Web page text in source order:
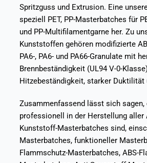
Spritzguss und Extrusion. Eine
speziell PET, PP-Masterbatches für
und PP-Multifilamentgarne her. Zu
Kunststoffen gehören modifizierte
PA6-, PA6- und PA66-Granulate mit
Brennbeständigkeit (UL94 V-0-
Hitzebeständigkeit, starker Duktilität
Zusammenfassend lässt sich sagen,
professionell in der Herstellung aller
Kunststoff-Masterbatches sind,
Masterbatches, funktioneller
Flammschutz-Masterbatches, ABS-